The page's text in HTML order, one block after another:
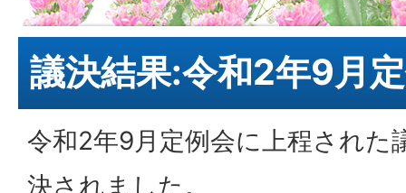
議決結果:令和2年9月
令和2年9月定例会に上程された
決されました。